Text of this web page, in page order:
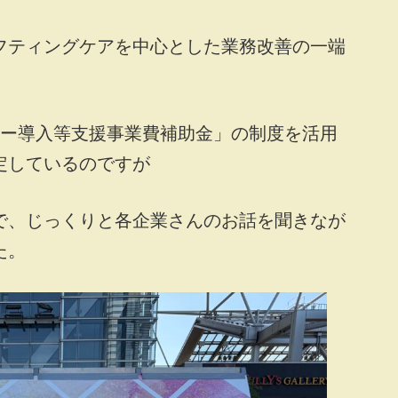
ィングケアを中心とした業務改善の一端
導入等支援事業費補助金」の制度を活用
しているのですが
じっくりと各企業さんのお話を聞きなが